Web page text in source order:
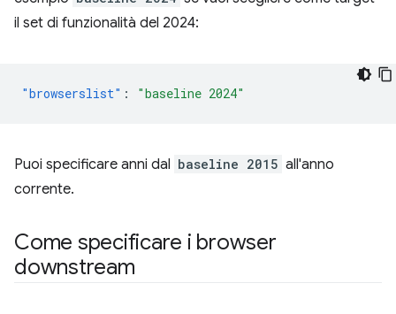
il set di funzionalità del 2024:
"browserslist" : "baseline 2024"
Puoi specificare anni dal baseline 2015 all'anno
corrente.
Come specificare i browser
downstream